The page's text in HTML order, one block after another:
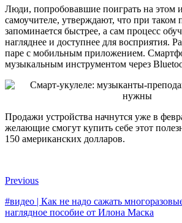
Люди, попробовавшие поиграть на этом
самоучителе, утверждают, что при таком
запоминается быстрее, а сам процесс
нагляднее и доступнее для восприятия.
паре с мобильным приложением.
музыкальным инструментом через
Продажи устройства начнутся уже в
желающие смогут купить себе этот
150 американских долларов.
Previous
#видео | Как не надо сажать
наглядное пособие от Илона Маска